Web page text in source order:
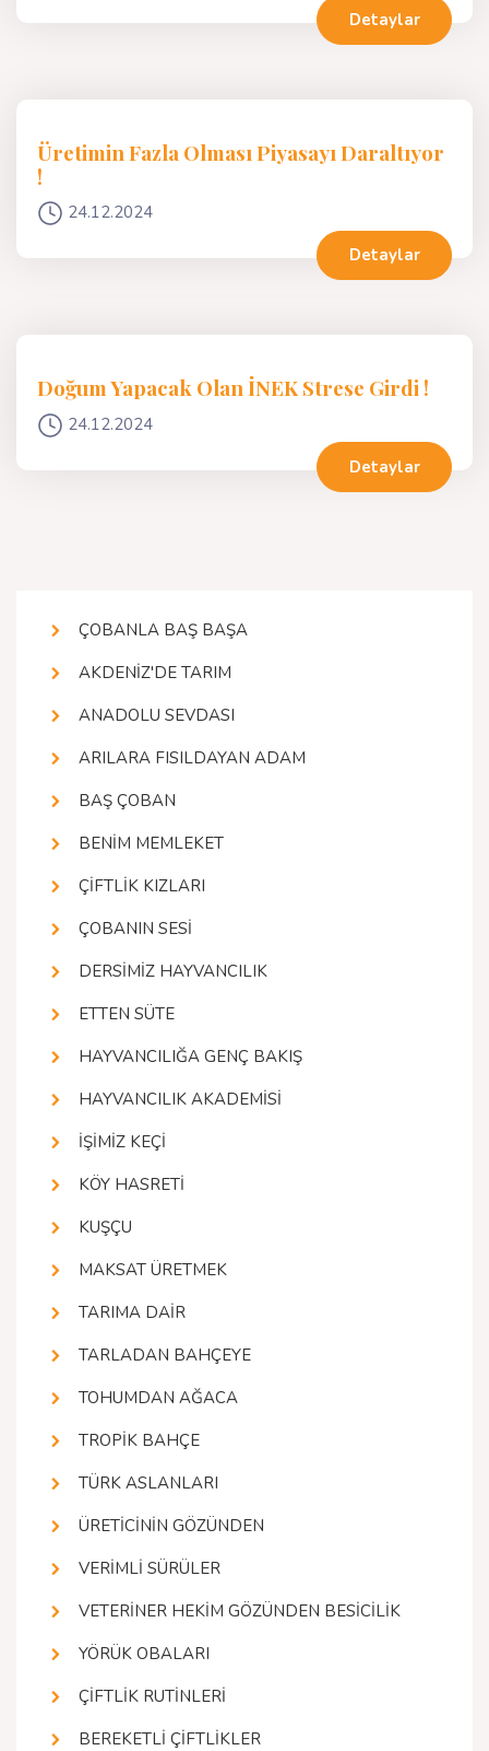
Detaylar
Üretimin Fazla Olması Piyasayı Daraltıyor
!
24.12.2024
Detaylar
Doğum Yapacak Olan İNEK Strese Girdi !
24.12.2024
Detaylar
ÇOBANLA BAŞ BAŞA
AKDENİZ'DE TARIM
ANADOLU SEVDASI
ARILARA FISILDAYAN ADAM
BAŞ ÇOBAN
BENİM MEMLEKET
ÇİFTLİK KIZLARI
ÇOBANIN SESİ
DERSİMİZ HAYVANCILIK
ETTEN SÜTE
HAYVANCILIĞA GENÇ BAKIŞ
HAYVANCILIK AKADEMİSİ
İŞİMİZ KEÇİ
KÖY HASRETİ
KUŞÇU
MAKSAT ÜRETMEK
TARIMA DAİR
TARLADAN BAHÇEYE
TOHUMDAN AĞACA
TROPİK BAHÇE
TÜRK ASLANLARI
ÜRETİCİNİN GÖZÜNDEN
VERİMLİ SÜRÜLER
VETERİNER HEKİM GÖZÜNDEN BESİCİLİK
YÖRÜK OBALARI
ÇİFTLİK RUTİNLERİ
BEREKETLİ ÇİFTLİKLER